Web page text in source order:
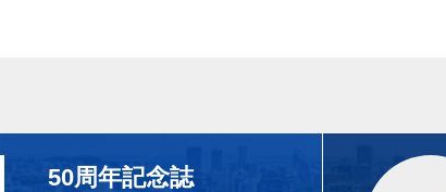
50周年記念誌